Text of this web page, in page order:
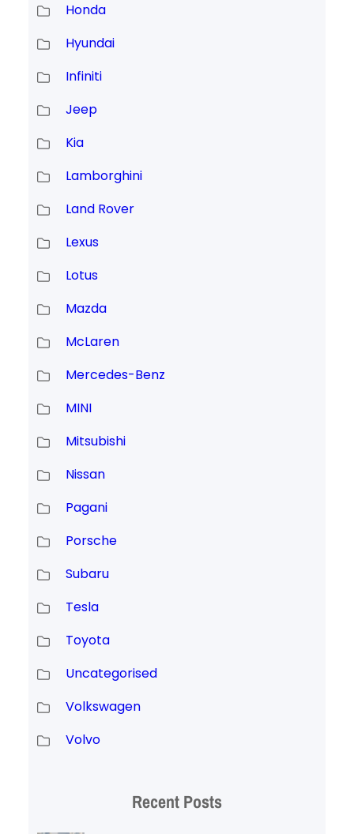
Honda
Hyundai
Infiniti
Jeep
Kia
Lamborghini
Land Rover
Lexus
Lotus
Mazda
McLaren
Mercedes-Benz
MINI
Mitsubishi
Nissan
Pagani
Porsche
Subaru
Tesla
Toyota
Uncategorised
Volkswagen
Volvo
Recent Posts